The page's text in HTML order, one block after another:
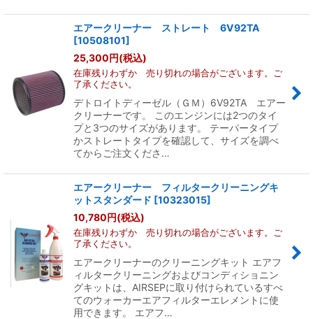
エアークリーナー ストレート 6V92TA
[10508101]
25,300円(税込)
在庫残りわずか 売り切れの場合がございます。ご
了承ください。
デトロイトディーゼル（ＧＭ）6V92TA エアー
クリーナーです。 このエンジンには2つのタイ
プと3つのサイズがあります。 テーパータイプ
かストレートタイプを確認して、サイズを調べ
てからご注文くださ…
エアークリーナー フィルタークリーニングキ
ットスタンダード [10323015]
10,780円(税込)
在庫残りわずか 売り切れの場合がございます。ご
了承ください。
エアークリーナーのクリーニングキット エアフ
ィルタークリーニングおよびコンディショニン
グキットは、AIRSEPに取り付けられているすべ
てのウォーカーエアフィルターエレメントに使
用できます。 エアフ…